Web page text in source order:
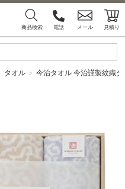
商品検索 電話 メール 見積り
タオル 今治タオル 今治謹製紋織